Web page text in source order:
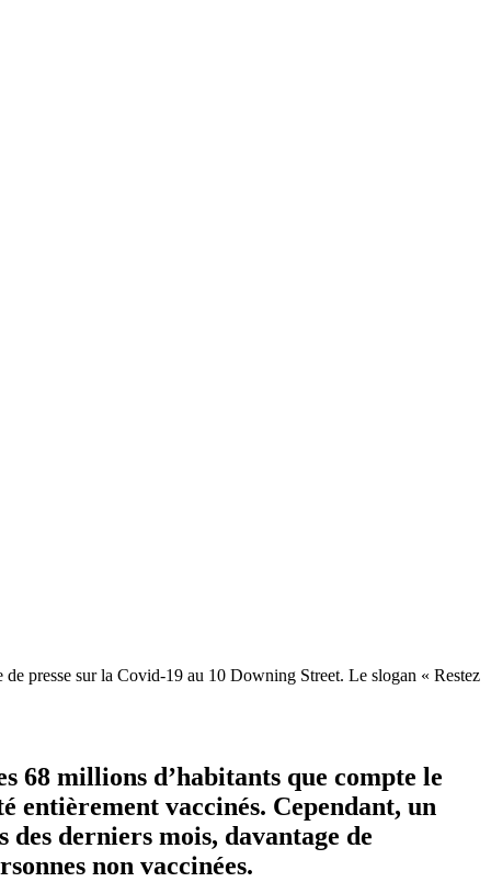
presse sur la Covid-19 au 10 Downing Street. Le slogan « Restez
68 millions d’habitants que compte le
entièrement vaccinés. Cependant, un
derniers mois, davantage de
non vaccinées.